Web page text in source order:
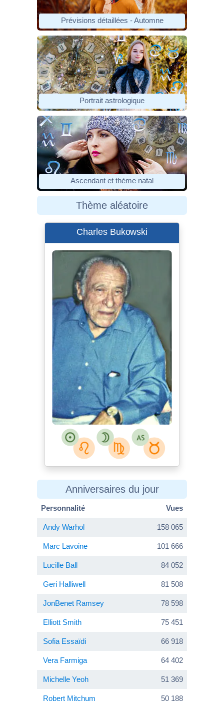
Prévisions détaillées - Automne
Portrait astrologique
Ascendant et thème natal
Thème aléatoire
Charles Bukowski
Anniversaires du jour
Personnalité Vues
Andy Warhol 158 065
Marc Lavoine 101 666
Lucille Ball 84 052
Geri Halliwell 81 508
JonBenet Ramsey 78 598
Elliott Smith 75 451
Sofia Essaïdi 66 918
Vera Farmiga 64 402
Michelle Yeoh 51 369
Robert Mitchum 50 188